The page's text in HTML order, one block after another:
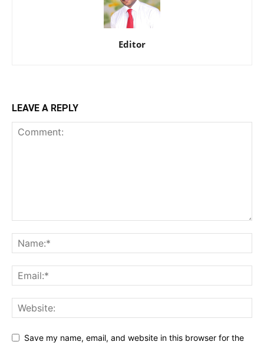
Editor
LEAVE A REPLY
Save my name, email, and website in this browser for the